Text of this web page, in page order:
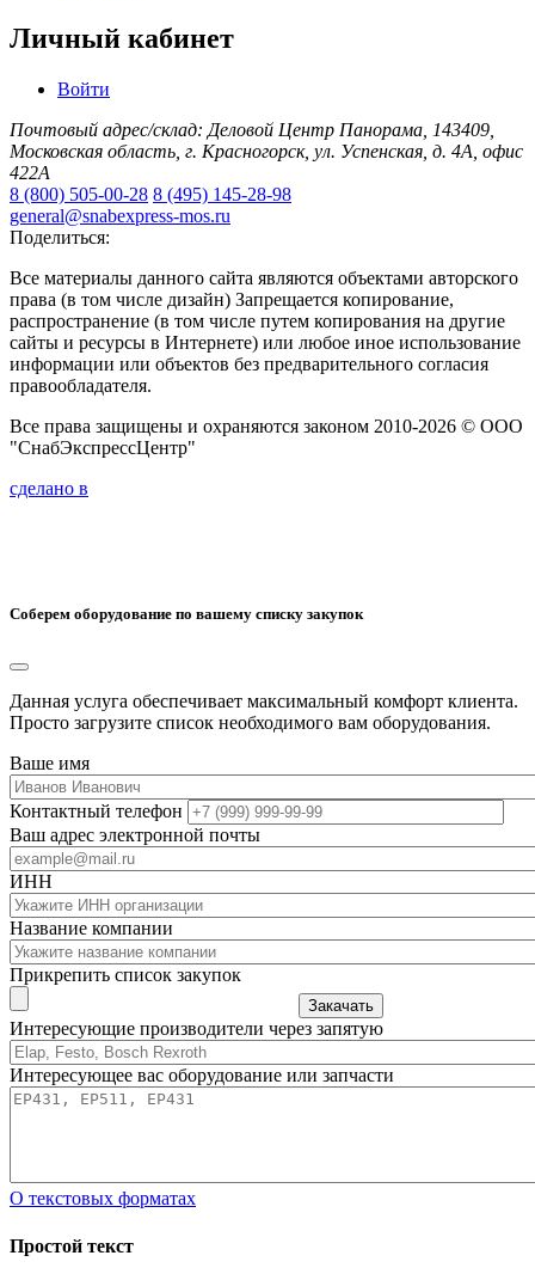
Личный кабинет
Войти
Почтовый адрес/склад: Деловой Центр Панорама, 143409,
Московская область, г. Красногорск, ул. Успенская, д. 4А, офис
422А
8 (800) 505-00-28 8 (495) 145-28-98
general@snabexpress-mos.ru
Поделиться:
Все материалы данного сайта являются объектами авторского
права (в том числе дизайн) Запрещается копирование,
распространение (в том числе путем копирования на другие
сайты и ресурсы в Интернете) или любое иное использование
информации или объектов без предварительного согласия
правообладателя.
Все права защищены и охраняются законом 2010-2026 © ООО
"СнабЭкспрессЦентр"
сделано в
Соберем оборудование по вашему списку закупок
Данная услуга обеспечивает максимальный комфорт клиента.
Просто загрузите список необходимого вам оборудования.
Ваше имя
Контактный телефон
Ваш адрес электронной почты
ИНН
Название компании
Прикрепить список закупок
Закачать
Интересующие производители через запятую
Интересующее вас оборудование или запчасти
О текстовых форматах
Простой текст